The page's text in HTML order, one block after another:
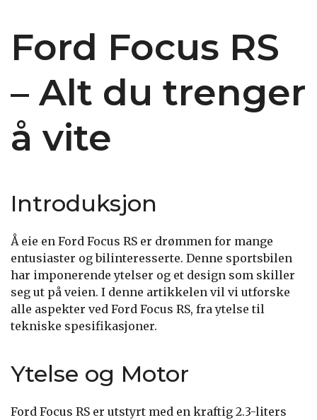
Ford Focus RS
– Alt du trenger
å vite
Introduksjon
Å eie en Ford Focus RS er drømmen for mange
entusiaster og bilinteresserte. Denne sportsbilen
har imponerende ytelser og et design som skiller
seg ut på veien. I denne artikkelen vil vi utforske
alle aspekter ved Ford Focus RS, fra ytelse til
tekniske spesifikasjoner.
Ytelse og Motor
Ford Focus RS er utstyrt med en kraftig 2.3-liters